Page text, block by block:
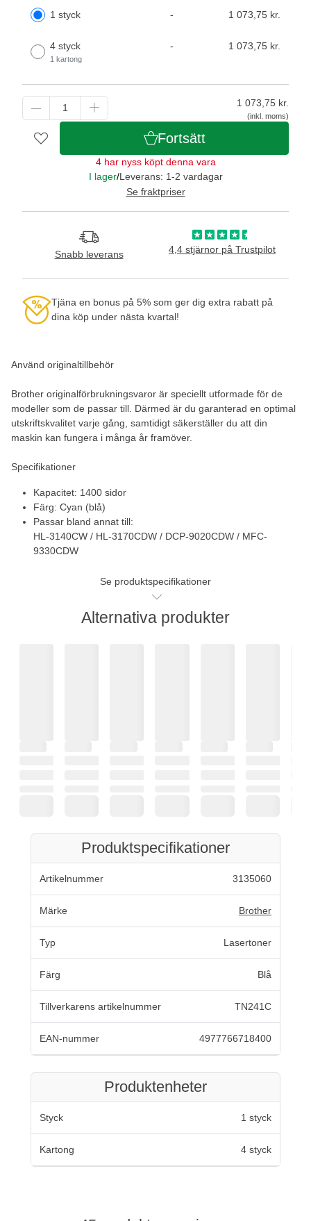
Använd originaltillbehör
Brother originalförbrukningsvaror är speciellt utformade för de
modeller som de passar till. Därmed är du garanterad en optimal
utskriftskvalitet varje gång, samtidigt säkerställer du att din
maskin kan fungera i många år framöver.
Specifikationer
Kapacitet: 1400 sidor
Färg: Cyan (blå)
Passar bland annat till:
HL-3140CW / HL-3170CDW / DCP-9020CDW / MFC-
9330CDW
Se produktspecifikationer
1 styck - 1 073,75 kr.
4 styck
1 kartong
- 1 073,75 kr.
1 073,75 kr.
(inkl. moms)
Fortsätt
4 har nyss köpt denna vara
I lager/Leverans: 1-2 vardagar
Se fraktpriser
Snabb leverans 4,4 stjärnor på Trustpilot
Tjäna en bonus på 5% som ger dig extra rabatt på
dina köp under nästa kvartal!
Alternativa produkter
Produktspecifikationer
Artikelnummer 3135060
Märke Brother
Typ Lasertoner
Färg Blå
Tillverkarens artikelnummer TN241C
EAN-nummer 4977766718400
Produktenheter
Styck 1 styck
Kartong 4 styck